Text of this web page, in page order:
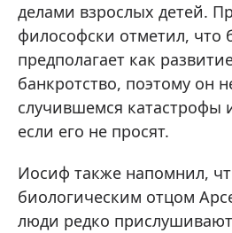
делами взрослых детей.
философски отметил, что
предполагает как
банкротство, поэтому он
случившемся катастрофы
если его не просят.
Иосиф также напомнил,
биологическим отцом
люди редко